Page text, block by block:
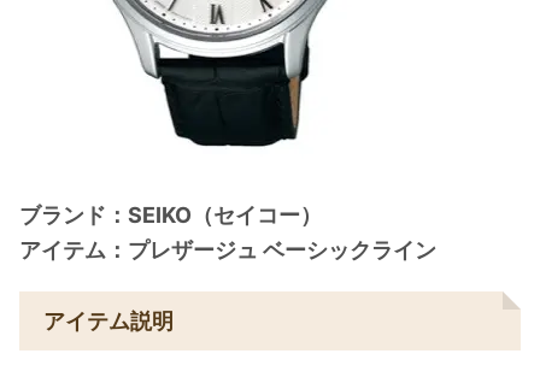
ブランド：SEIKO（セイコー）
アイテム：プレザージュ ベーシックライン
アイテム説明